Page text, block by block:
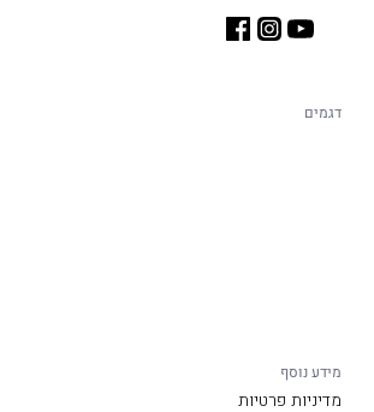
דגמים
מידע נוסף
מדיניות פרטיות